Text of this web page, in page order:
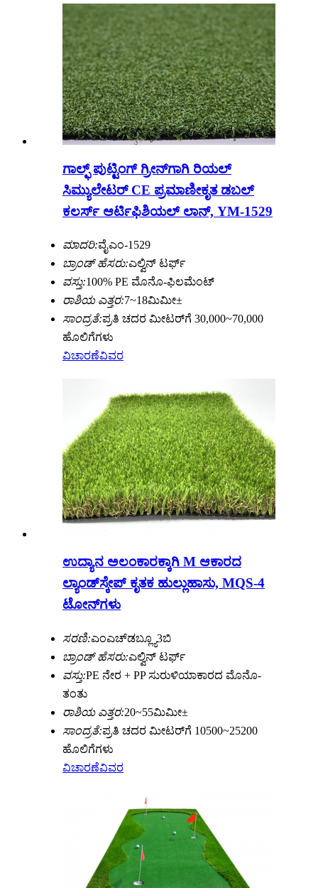
ಗಾಲ್ಫ್ ಪುಟ್ಟಿಂಗ್ ಗ್ರೀನ್‌ಗಾಗಿ ರಿಯಲ್
ಸಿಮ್ಯುಲೇಟರ್ CE ಪ್ರಮಾಣೀಕೃತ ಡಬಲ್
ಕಲರ್ಸ್ ಆರ್ಟಿಫಿಶಿಯಲ್ ಲಾನ್, YM-1529
ಮಾದರಿ:ವೈಎಂ-1529
ಬ್ರಾಂಡ್ ಹೆಸರು:ಎಲ್ವಿನ್ ಟರ್ಫ್
ವಸ್ತು:100% PE ಮೊನೊ-ಫಿಲಮೆಂಟ್
ರಾಶಿಯ ಎತ್ತರ:7~18ಮಿಮೀ±
ಸಾಂದ್ರತೆ:ಪ್ರತಿ ಚದರ ಮೀಟರ್‌ಗೆ 30,000~70,000
ಹೊಲಿಗೆಗಳು
ವಿಚಾರಣೆವಿವರ
ಉದ್ಯಾನ ಅಲಂಕಾರಕ್ಕಾಗಿ M ಆಕಾರದ
ಲ್ಯಾಂಡ್‌ಸ್ಕೇಪ್ ಕೃತಕ ಹುಲ್ಲುಹಾಸು, MQS-4
ಟೋನ್‌ಗಳು
ಸರಣಿ:ಎಂಎಚ್‌ಡಬ್ಲ್ಯೂ3ಬಿ
ಬ್ರಾಂಡ್ ಹೆಸರು:ಎಲ್ವಿನ್ ಟರ್ಫ್
ವಸ್ತು:PE ನೇರ + PP ಸುರುಳಿಯಾಕಾರದ ಮೊನೊ-
ತಂತು
ರಾಶಿಯ ಎತ್ತರ:20~55ಮಿಮೀ±
ಸಾಂದ್ರತೆ:ಪ್ರತಿ ಚದರ ಮೀಟರ್‌ಗೆ 10500~25200
ಹೊಲಿಗೆಗಳು
ವಿಚಾರಣೆವಿವರ